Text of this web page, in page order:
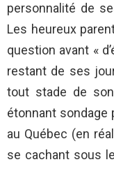
personnalité de
Les heureux
question avant «
restant de ses
tout stade de
étonnant sondage
au Québec (en
se cachant sous le